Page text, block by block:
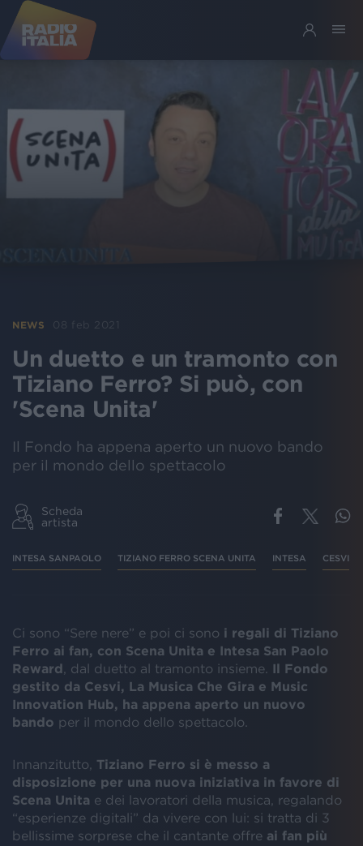
NEWS 08 feb 2021
Un duetto e un tramonto con
Tiziano Ferro? Si può, con
'Scena Unita'
Il Fondo ha appena aperto un nuovo bando
per il mondo dello spettacolo
Scheda
artista
INTESA SANPAOLO TIZIANO FERRO SCENA UNITA INTESA CESVI
Ci sono “Sere nere” e poi ci sono i regali di Tiziano
Ferro ai fan, con Scena Unita e Intesa San Paolo
Reward , dal duetto al tramonto insieme.
Il Fondo
gestito da Cesvi, La Musica Che Gira e Music
Innovation Hub, ha appena aperto un nuovo
bando per il mondo dello spettacolo.
Innanzitutto, Tiziano Ferro si è messo a
disposizione per una nuova iniziativa in favore di
Scena Unita e dei lavoratori della musica, regalando
“esperienze digitali” da vivere con lui: si tratta di 3
bellissime sorprese che il cantante offre ai fan più